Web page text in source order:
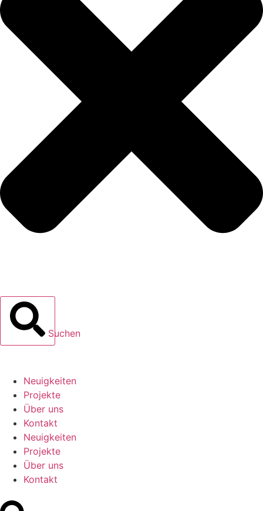
Suchen
Neuigkeiten
Projekte
Über uns
Kontakt
Neuigkeiten
Projekte
Über uns
Kontakt